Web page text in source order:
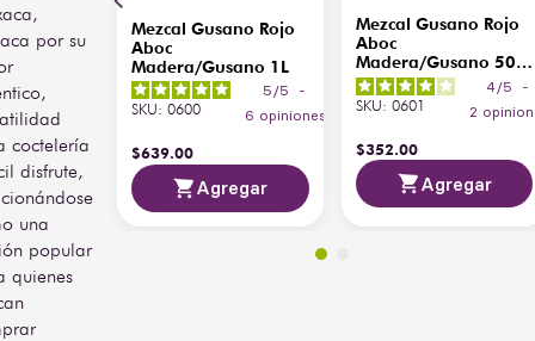
por su
coctelería
disfrute,
una
popular
quienes
Mezcal Gusano Rojo
Aboc
Madera/Gusano 1L
5/5
-
6 opiniones
SKU: 0600
$639.00
Agregar
Mezcal Gusano Rojo
Aboc
Madera/Gusano 500
ml
4 /5
-
2
SKU: 0601
$352.00
Agregar